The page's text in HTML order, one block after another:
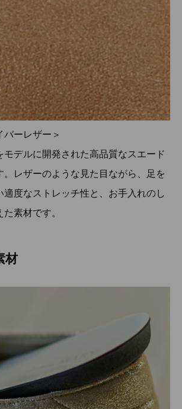
バーレザー＞
モデルに開発された高品質なスエード
。レザーのような見た目ながら、足を
適度なストレッチ性と、お手入れのし
素材です。
材